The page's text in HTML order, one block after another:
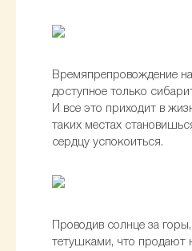
Времяпрепровождение
доступное только
И все это приходит в
таких местах
сердцу успокоиться.
Проводив солнце за
тетушками, что продают